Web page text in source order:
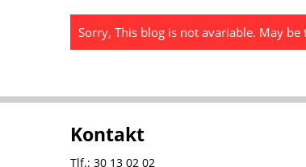
Sorry, This blog is not avariable. May
Kontakt
Tlf.: 30 13 02 02